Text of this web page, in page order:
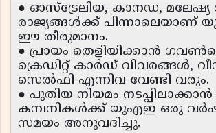
● ഓസ്‌ട്രേലിയ, കാനഡ, മലേഷ്യ
രാജ്യങ്ങൾക്ക്
ഈ തീരുമാനം.
● പ്രായം തെളിയിക്കാൻ
ക്രെഡിറ്റ് കാർഡ് വിവരങ്ങൾ,
സെൽഫി എന്നിവ വേണ്ടി വരും.
● പുതിയ നിയമം
കമ്പനികൾക്ക് യുഎഇ ഒരു
സമയം അനുവദിച്ചു.